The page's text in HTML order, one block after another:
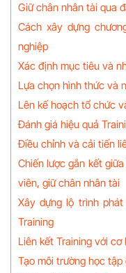
Giữ chân nhân tài qua
Cách xây dựng
nghiệp
Xác định mục tiêu và
Lựa chọn hình thức và
Lên kế hoạch tổ chức
Đánh giá hiệu quả
Điều chỉnh và cải tiến
Chiến lược gắn kết
viên, giữ chân nhân tài
Xây dựng lộ trình
Training
Liên kết Training với
Tạo môi trường học